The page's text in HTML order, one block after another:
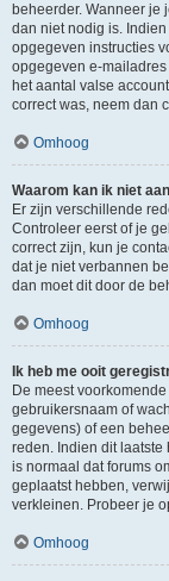
beheerder. Wanneer je
dan niet nodig is.
opgegeven instructies
opgegeven e-
het aantal valse
correct was, neem dan
Omhoog
Waarom kan ik niet
Er zijn verschillende
Controleer eerst of je
correct zijn, kun je
dat je niet verbannen
dan moet dit door de
Omhoog
Ik heb me ooit
De meest
gebruikersnaam of
gegevens) of een
reden. Indien dit laatste
is normaal dat forums
geplaatst hebben,
verkleinen. Probeer je
Omhoog